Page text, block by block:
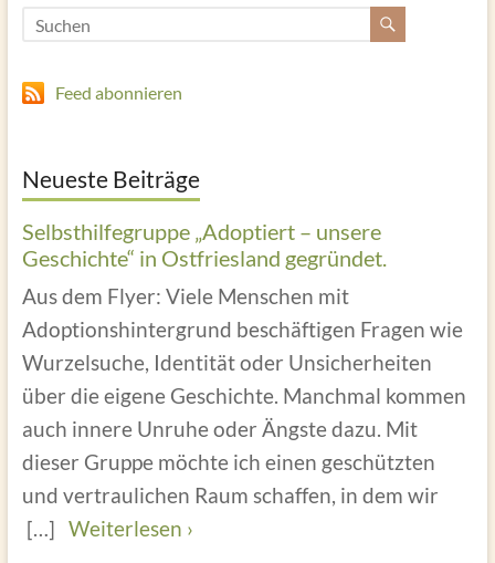
Feed abonnieren
Neueste Beiträge
Selbsthilfegruppe „Adoptiert – unsere
Geschichte“ in Ostfriesland gegründet.
Aus dem Flyer: Viele Menschen mit
Adoptionshintergrund beschäftigen Fragen wie
Wurzelsuche, Identität oder Unsicherheiten
über die eigene Geschichte. Manchmal kommen
auch innere Unruhe oder Ängste dazu. Mit
dieser Gruppe möchte ich einen geschützten
und vertraulichen Raum schaffen, in dem wir
[…] Weiterlesen ›